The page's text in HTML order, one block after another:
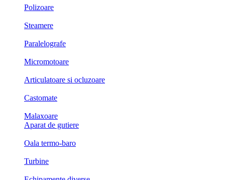
Polizoare
Steamere
Paralelografe
Micromotoare
Articulatoare si ocluzoare
Castomate
Malaxoare
Aparat de gutiere
Oala termo-baro
Turbine